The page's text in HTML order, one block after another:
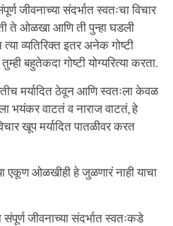
जीवनाच्या संदर्भात स्वतःचा विचार
ते ओळखा आणि ती पुन्हा घडली
व्यतिरिक्त इतर अनेक गोष्टी
बहुतेकदा गोष्टी योग्यरित्या करता.
मर्यादित ठेवून आणि स्वतःला केवळ
भयंकर वाटतं व नाराज वाटतं, हे
खूप मर्यादित पातळीवर करत
एकूण ओळखीही हे जुळणारं नाही याचा
संपूर्ण जीवनाच्या संदर्भात स्वतःकडे